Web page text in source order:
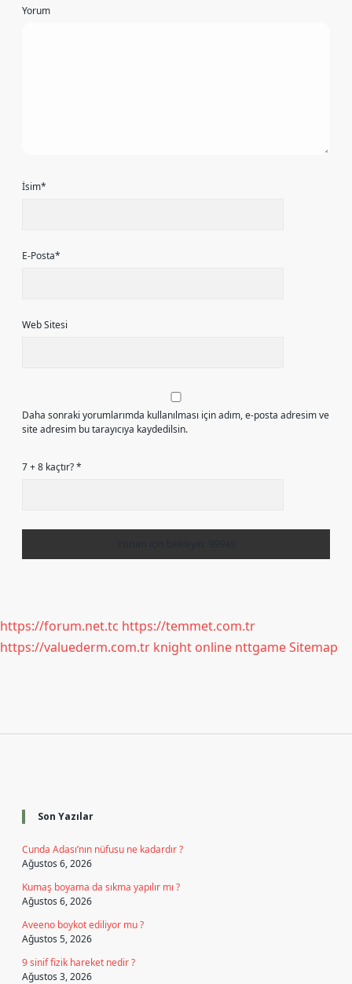
Yorum
İsim*
E-Posta*
Web Sitesi
Daha sonraki yorumlarımda kullanılması için adım, e-posta adresim ve
site adresim bu tarayıcıya kaydedilsin.
7 + 8 kaçtır?*
https://forum.net.tc https://temmet.com.tr
https://valuederm.com.tr knight online nttgameSitemap
Son Yazılar
Cunda Adası’nın nüfusu ne kadardır ?
Ağustos 6, 2026
Kumaş boyama da sıkma yapılır mı ?
Ağustos 6, 2026
Aveeno boykot ediliyor mu ?
Ağustos 5, 2026
9 sinif fizik hareket nedir ?
Ağustos 3, 2026